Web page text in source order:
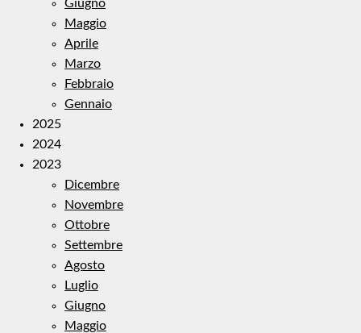
Giugno
Maggio
Aprile
Marzo
Febbraio
Gennaio
2025
2024
2023
Dicembre
Novembre
Ottobre
Settembre
Agosto
Luglio
Giugno
Maggio